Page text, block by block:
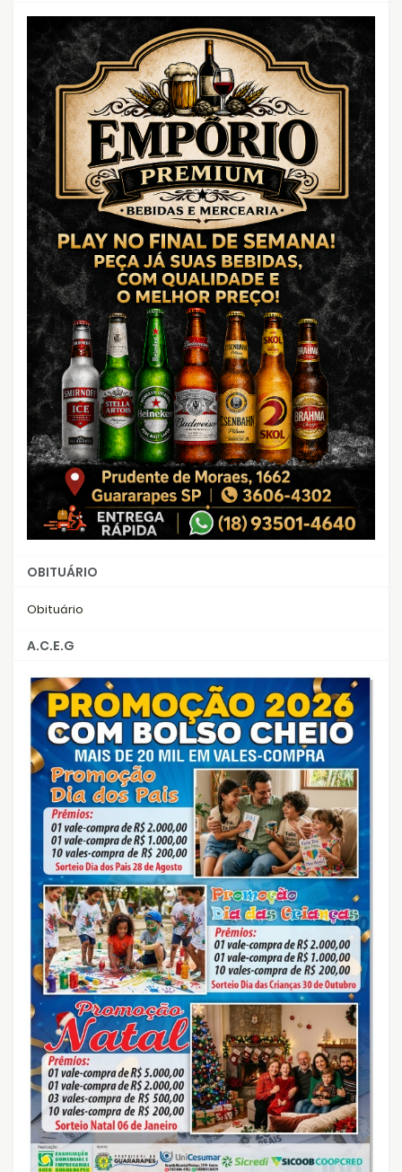
OBITUÁRIO
Obituário
A.C.E.G